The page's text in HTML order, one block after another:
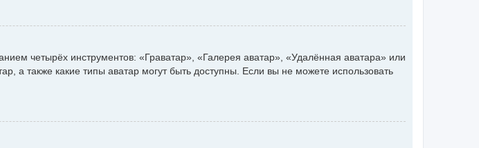
четырёх инструментов: «Граватар», «Галерея аватар», «Удалённая аватара» или
а также какие типы аватар могут быть доступны. Если вы не можете использовать